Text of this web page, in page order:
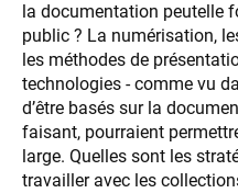
la documentation peutelle
public ? La numérisation,
les méthodes de
technologies - comme vu
d’être basés sur la
faisant, pourraient
large. Quelles sont les
travailler avec les